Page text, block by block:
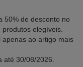
50% de desconto no
elegíveis.
apenas ao artigo mais
até 30/08/2026.